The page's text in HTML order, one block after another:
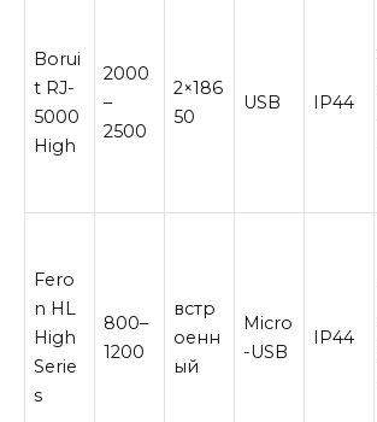
Borui
t RJ-
5000
High
2000
–
2500
2×186
50
USB IP44
Fero
n HL
High
Serie
s
800–
1200
встр
оенн
ый
Micro
-USB
IP44